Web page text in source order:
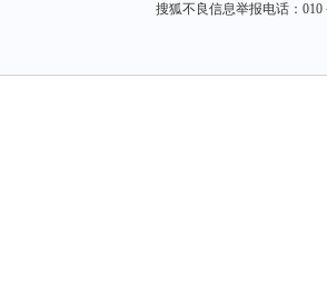
搜狐不良信息举报电话：010